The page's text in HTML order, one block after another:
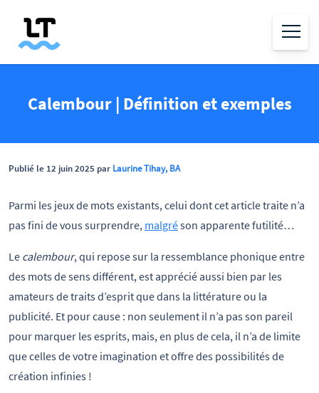
Calembour | Définition et exemples
Publié le 12 juin 2025 par Laurine Tihay, BA
Parmi les jeux de mots existants, celui dont cet article traite n’a
pas fini de vous surprendre, malgréson apparente futilité…
Le calembour, qui repose sur la ressemblance phonique entre
des mots de sens différent, est apprécié aussi bien par les
amateurs de traits d’esprit que dans la littérature ou la
publicité. Et pour cause : non seulement il n’a pas son pareil
pour marquer les esprits, mais, en plus de cela, il n’a de limite
que celles de votre imagination et offre des possibilités de
création infinies !